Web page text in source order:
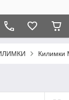
Килимки